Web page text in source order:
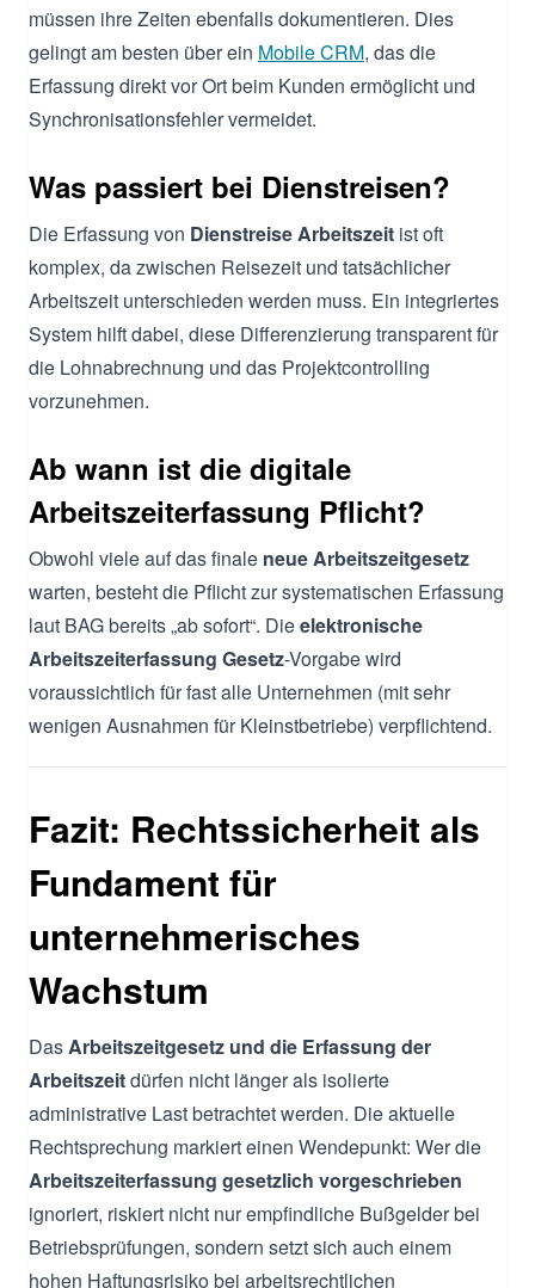
müssen ihre Zeiten ebenfalls dokumentieren. Dies
gelingt am besten über ein Mobile CRM, das die
Erfassung direkt vor Ort beim Kunden ermöglicht und
Synchronisationsfehler vermeidet.
Was passiert bei Dienstreisen?
Die Erfassung von Dienstreise Arbeitszeit ist oft
komplex, da zwischen Reisezeit und tatsächlicher
Arbeitszeit unterschieden werden muss. Ein integriertes
System hilft dabei, diese Differenzierung transparent für
die Lohnabrechnung und das Projektcontrolling
vorzunehmen.
Ab wann ist die digitale
Arbeitszeiterfassung Pflicht?
Obwohl viele auf das finale neue Arbeitszeitgesetz
warten, besteht die Pflicht zur systematischen Erfassung
laut BAG bereits „ab sofort“. Dieelektronische
Arbeitszeiterfassung Gesetz-Vorgabe wird
voraussichtlich für fast alle Unternehmen (mit sehr
wenigen Ausnahmen für Kleinstbetriebe) verpflichtend.
Fazit: Rechtssicherheit als
Fundament für
unternehmerisches
Wachstum
Das Arbeitszeitgesetz und die Erfassung der
Arbeitszeitdürfen nicht länger als isolierte
administrative Last betrachtet werden. Die aktuelle
Rechtsprechung markiert einen Wendepunkt: Wer die
Arbeitszeiterfassung gesetzlich vorgeschrieben
ignoriert, riskiert nicht nur empfindliche Bußgelder bei
Betriebsprüfungen, sondern setzt sich auch einem
hohen Haftungsrisiko bei arbeitsrechtlichen